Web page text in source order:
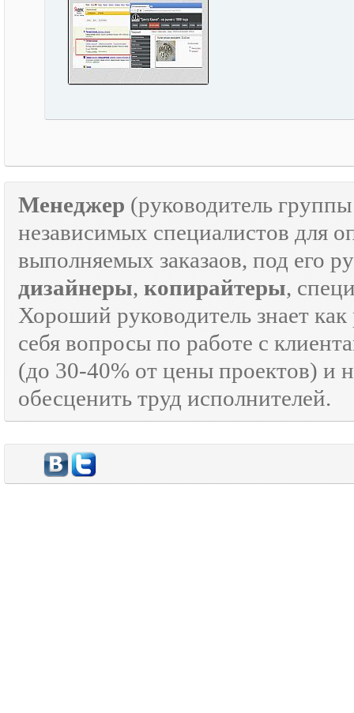
Менеджер (руководитель
независимых специалистов для
выполняемых заказаов, под его
дизайнеры, копирайтеры,
Хороший руководитель знает
себя вопросы по работе с
(до 30-40% от цены проектов) и
обесценить труд исполнителей.